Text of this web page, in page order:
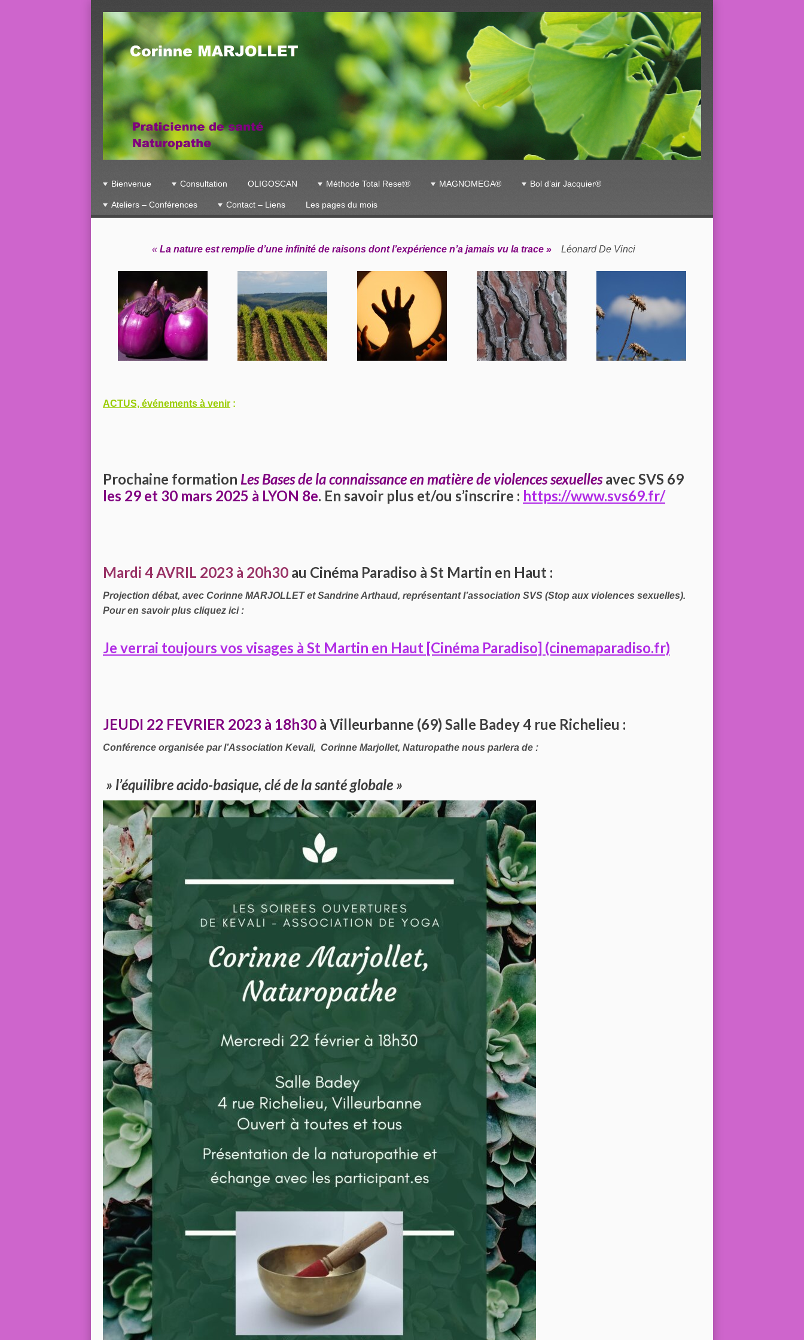
☰Menu
Skip to content
Bienvenue Consultation OLIGOSCAN Méthode Total Reset® MAGNOMEGA® Bol d’air Jacquier®
Ateliers – Conférences Contact – Liens Les pages du mois
« La nature est remplie d’une infinité de raisons dontl’expérience n’a jamais vu la trace » Léonard De Vinci
ACTUS, événements à venir :
Prochaine formation Les Bases de la connaissance en matière de violences sexuellesavec SVS 69
les 29 et 30 mars 2025 à LYON 8e. En savoir plus et/ou s’inscrire : https://www.svs69.fr/
Mardi 4 AVRIL 2023 à 20h30 au Cinéma Paradiso à St Martin en Haut :
Projection débat, avec Corinne MARJOLLET et Sandrine Arthaud, représentant l’association SVS (Stop aux violences sexuelles).
Pour en savoir plus cliquez ici :
Je verrai toujours vos visages à St Martin en Haut [Cinéma Paradiso] (cinemaparadiso.fr)
JEUDI 22 FEVRIER 2023 à 18h30 à Villeurbanne (69) Salle Badey 4 rue Richelieu :
Conférence organisée par l’Association Kevali, Corinne Marjollet, Naturopathe nous parlera de :
» l’équilibre acido-basique, clé de la santé globale »